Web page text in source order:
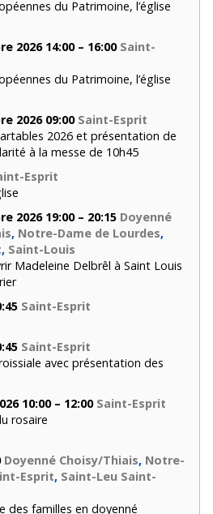
du Patrimoine, l’église
2026 14:00 – 16:00 Saint-
du Patrimoine, l’église
2026 09:00 Saint-Esprit
2026 et présentation de
à la messe de 10h45
Esprit
2026 19:00 – 20:15 Doyenné
, Notre-Dame de Lourdes,
, Saint-Louis
Madeleine Delbrêl à Saint Louis
Saint-Esprit
Saint-Esprit
avec présentation des
10:00 – 12:00 Saint-Esprit
rosaire
Doyenné Choisy/Thiais, Notre-
Esprit, Saint-Leu Saint-
des familles en doyenné